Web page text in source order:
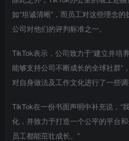
如“坦诚清晰”，而员工对这些理念
公司对他们的评判标准之一。
TikTok表示，公司致力于“建立并培
能够支持公司不断成长的全球社群”
对自身做法及工作文化进行了一些调
TikTok在一份书面声明中补充说，“
化，并致力于打造一个公平的平台
员工都能茁壮成长。”